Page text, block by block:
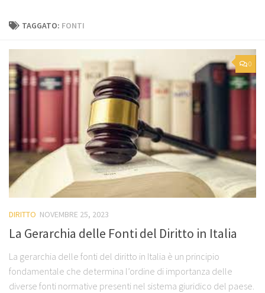
TAGGATO: FONTI
0
DIRITTO NOVEMBRE 25, 2023
La Gerarchia delle Fonti del Diritto in Italia
La gerarchia delle fonti del diritto in Italia è un principio
fondamentale che determina l’ordine di importanza delle
diverse fonti normative presenti nel sistema giuridico del paese.